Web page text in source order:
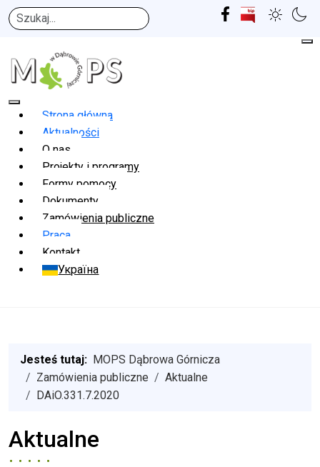
Szukaj
Strona główna
Aktualności
O nas
Projekty i programy
Formy pomocy
Dokumenty
Zamówienia publiczne
Praca
Kontakt
Україна
Jesteś tutaj: MOPS Dąbrowa Górnicza
Zamówienia publiczne
Aktualne
DAiO.331.7.2020
Aktualne